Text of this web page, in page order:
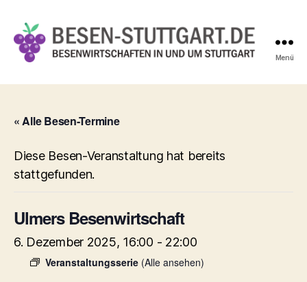
Stuttgart.de
Menü
« Alle Besen-Termine
Diese Besen-Veranstaltung hat bereits
stattgefunden.
Ulmers Besenwirtschaft
6. Dezember 2025, 16:00 - 22:00
Veranstaltungsserie (Alle ansehen)